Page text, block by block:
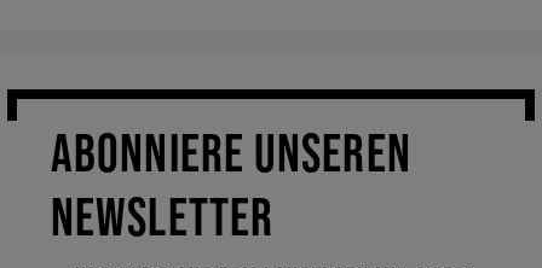
ABONNIERE UNSEREN
NEWSLETTER